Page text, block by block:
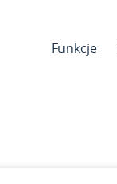
Funkcje